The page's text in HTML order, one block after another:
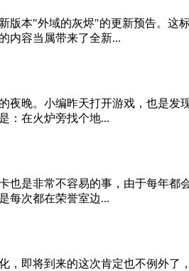
版本"外域的灰烬"的更新预告。
内容当属带来了全新...
夜晚。小编昨天打开游戏，也是
：在火炉旁找个地...
也是非常不容易的事，由于每年
每次都在荣誉室边...
，即将到来的这次肯定也不例外